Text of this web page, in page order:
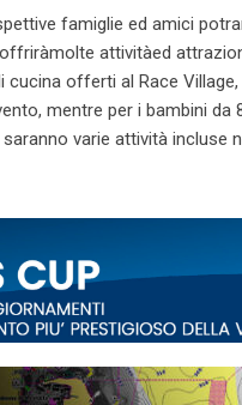
famiglie ed amici
attivitàed
offerti al Race
mentre per i bambini
varie attività incluse